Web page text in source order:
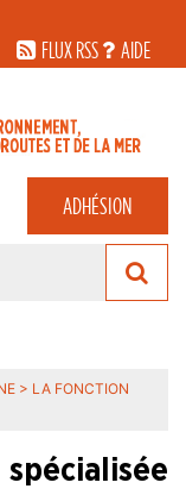
FLUX RSS
AIDE
ADHÉSION
> LA FONCTION